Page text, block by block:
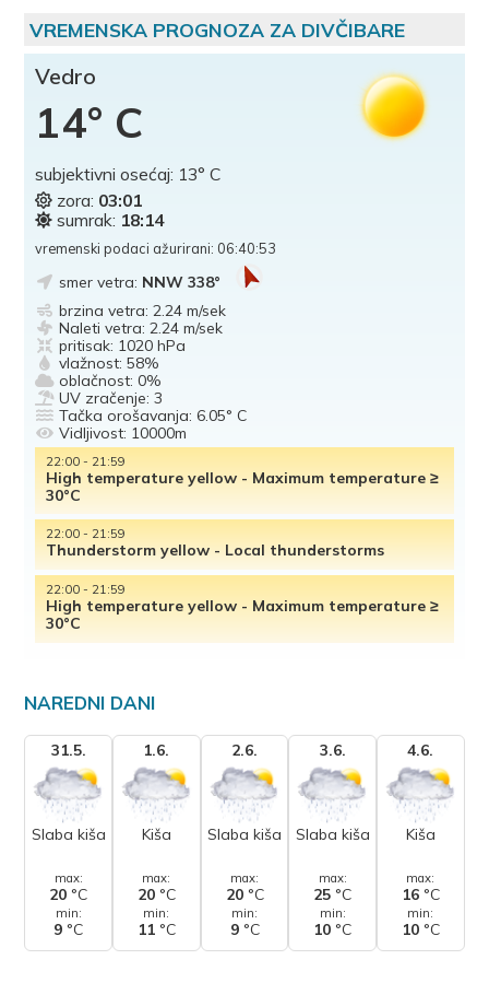
VREMENSKA PROGNOZA ZA DIVČIBARE
Vedro
14° C
subjektivni osećaj: 13° C
zora: 03:01
sumrak: 18:14
vremenski podaci ažurirani: 06:40:53
smer vetra: NNW 338°
brzina vetra: 2.24 m/sek
Naleti vetra: 2.24 m/sek
pritisak: 1020 hPa
vlažnost: 58%
oblačnost: 0%
UV zračenje: 3
Tačka orošavanja: 6.05° C
Vidljivost: 10000m
22:00 - 21:59
High temperature yellow - Maximum temperature ≥
30°C
22:00 - 21:59
Thunderstorm yellow - Local thunderstorms
22:00 - 21:59
High temperature yellow - Maximum temperature ≥
30°C
NAREDNI DANI
31.5.
Slaba kiša
max:
20 °C
min:
9 °C
1.6.
Kiša
max:
20°C
min:
11°C
2.6.
Slaba kiša
max:
20°C
min:
9°C
3.6.
Slaba kiša
max:
25 °C
min:
10 °C
4.6.
Kiša
max:
16°C
min:
10°C